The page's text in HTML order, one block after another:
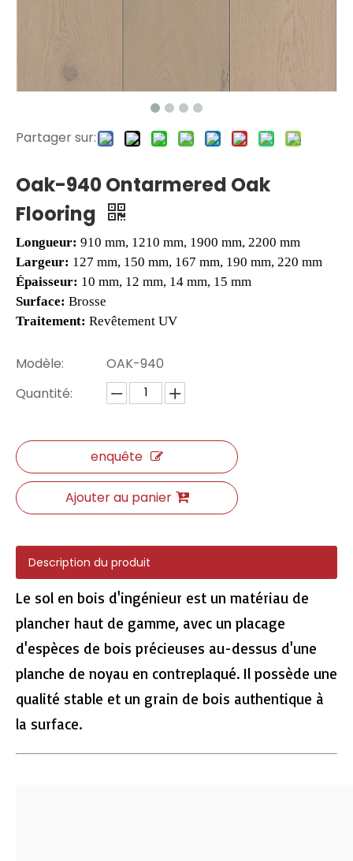
2305 planchers de bois franc SPC Pa-6 Wood Parquet Floors
Sol en chêne lunaire VSPC
Plancher en plastique en bois de chêne urbain
Partager sur:
Oak-940 Ontarmered Oak
Flooring
Longueur: 910 mm, 1210 mm, 1900 mm, 2200 mm
Largeur: 127 mm, 150 mm, 167 mm, 190 mm, 220 mm
Épaisseur: 10 mm, 12 mm, 14 mm, 15 mm
Surface: Brosse
Traitement: Revêtement UV
Modèle:
OAK-940
Quantité:
enquête
Ajouter au panier
Description du produit
Le sol en bois d'ingénieur est un matériau de
plancher haut de gamme, avec un placage
d'espèces de bois précieuses au-dessus d'une
planche de noyau en contreplaqué. Il possède une
qualité stable et un grain de bois authentique à
la surface.